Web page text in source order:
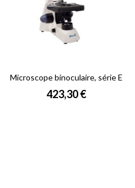
Microscope binoculaire, série E
Prix
423,30 €